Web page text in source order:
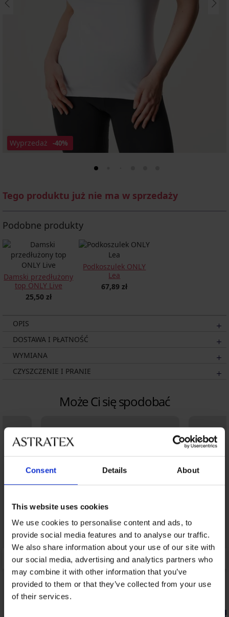
Consent Details About
This website uses cookies
We use cookies to personalise content and ads, to
provide social media features and to analyse our traffic.
We also share information about your use of our site with
our social media, advertising and analytics partners who
may combine it with other information that you’ve
provided to them or that they’ve collected from your use
of their services.
Wyprzedaż -40%
Tego produktu już nie ma w sprzedaży
Podobne produkty
Damski przedłużony
top ONLY Live
25,50 zł
Podkoszulek ONLY
Lea
67,89 zł
OPIS
DOSTAWA I PŁATNOŚĆ
WYMIANA
CZYSZCZENIE I PRANIE
Może Ci się spodobać